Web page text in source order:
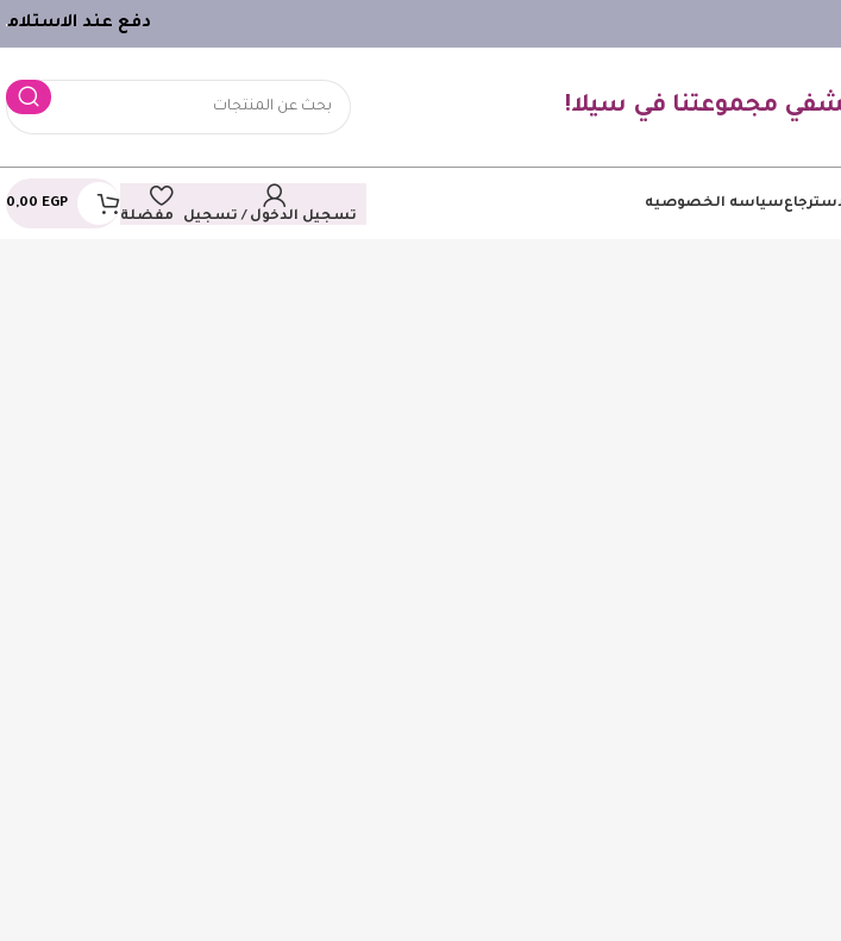
دفع عند الاستلامـ
مجموعتنا في سيلا!
سياسه الخصوصيه
تسجيل الدخول / تسجيل
مفضلة
0,00 EGP